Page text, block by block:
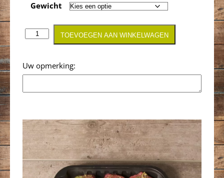
Gewicht
Opmerking
TOEVOEGEN AAN WINKELWAGEN